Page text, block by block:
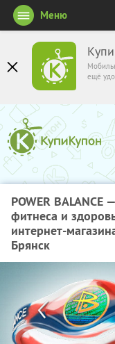
ещё
Меню
POWER BALANCE
фитнеса и
интернет-
Брянск